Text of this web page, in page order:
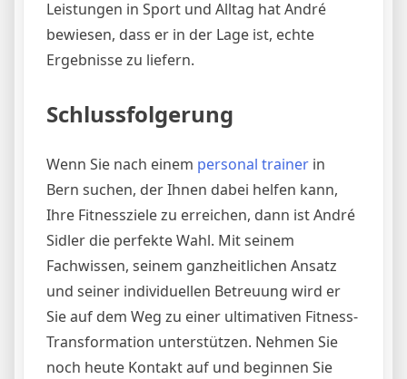
Leistungen in Sport und Alltag hat André
bewiesen, dass er in der Lage ist, echte
Ergebnisse zu liefern.
Schlussfolgerung
Wenn Sie nach einem personal trainer in
Bern suchen, der Ihnen dabei helfen kann,
Ihre Fitnessziele zu erreichen, dann ist André
Sidler die perfekte Wahl. Mit seinem
Fachwissen, seinem ganzheitlichen Ansatz
und seiner individuellen Betreuung wird er
Sie auf dem Weg zu einer ultimativen Fitness-
Transformation unterstützen. Nehmen Sie
noch heute Kontakt auf und beginnen Sie